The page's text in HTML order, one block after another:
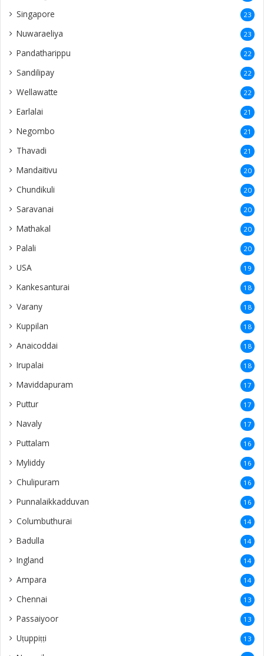
Singapore 23
Nuwaraeliya 23
Pandatharippu 22
Sandilipay 22
Wellawatte 22
Earlalai 21
Negombo 21
Thavadi 21
Mandaitivu 20
Chundikuli 20
Saravanai 20
Mathakal 20
Palali 20
USA 19
Kankesanturai 18
Varany 18
Kuppilan 18
Anaicoddai 18
Irupalai 18
Maviddapuram 17
Puttur 17
Navaly 17
Puttalam 16
Myliddy 16
Chulipuram 16
Punnalaikkadduvan 16
Columbuthurai 14
Badulla 14
Ingland 14
Ampara 14
Chennai 13
Passaiyoor 13
Uṭuppiṭṭi 13